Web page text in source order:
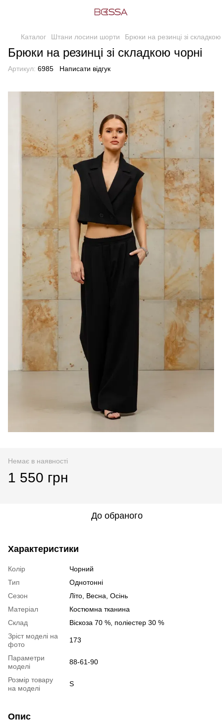
Каталог Штани лосини шорти Брюки на резинці зі складкою
Брюки на резинці зі складкою чорні
Артикул: 6985 Написати відгук
Немає в наявності
1 550 грн
До обраного
Характеристики
Колір
Чорний
Тип
Однотонні
Сезон
Літо, Весна, Осінь
Матеріал
Костюмна тканина
Склад
Віскоза 70 %, поліестер 30 %
Зріст моделі на
фото
173
Параметри
моделі
88-61-90
Розмір товару
на моделі
S
Опис